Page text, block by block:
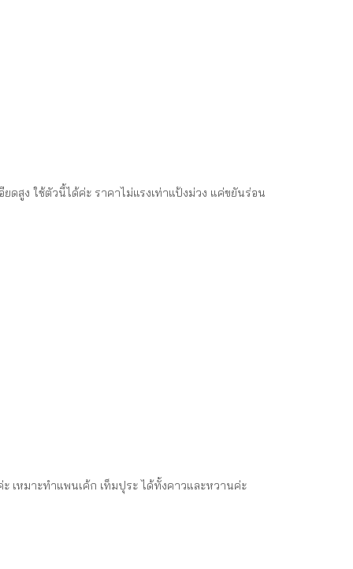
ดสูง ใช้ตัวนี้ได้ค่ะ ราคาไม่แรงเท่าแป้งม่วง แค่ขยันร่อน
เหมาะทำแพนเค้ก เท็มปุระ ได้ทั้งคาวและหวานค่ะ